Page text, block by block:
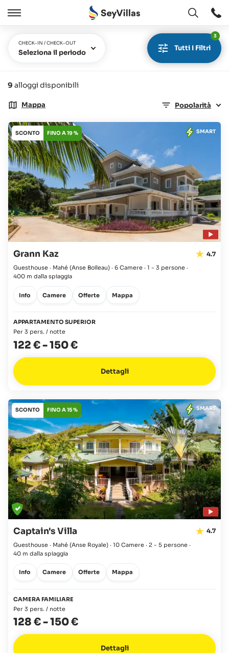
Chiudere
Aperto
CHECK-IN / CHECK-OUT
Seleziona il periodo Tutti I Filtri
3
9 alloggi disponibili
Mappa Popolarità
SCONTO FINO A 19 % SMART
Grann Kaz 4.7
Guesthouse · Mahé (Anse Boileau) · 6 Camere · 1 - 3 persone ·
400 m dalla spiaggia
Info Camere Offerte Mappa
APPARTAMENTO SUPERIOR
Per 3 pers. / notte
122 €-150 €
Dettagli
SCONTO FINO A 15 % SMART
Captain's Villa 4.7
Guesthouse · Mahé (Anse Royale) · 10 Camere · 2 - 5 persone ·
40 m dalla spiaggia
Info Camere Offerte Mappa
CAMERA FAMILIARE
Per 3 pers. / notte
128 €-150 €
Dettagli